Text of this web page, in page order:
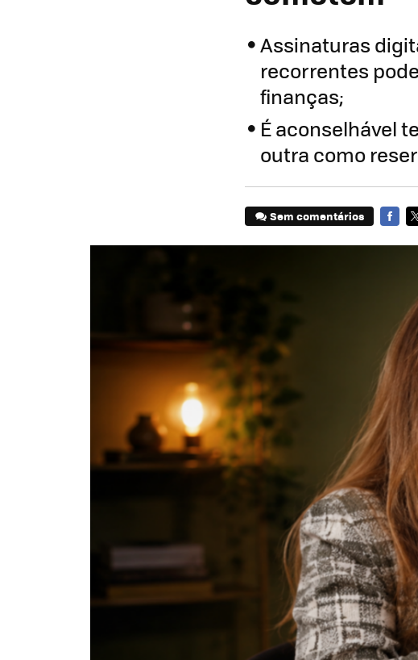
Assinaturas
recorrentes
finanças;
É aconselhável
outra como
Sem comentários